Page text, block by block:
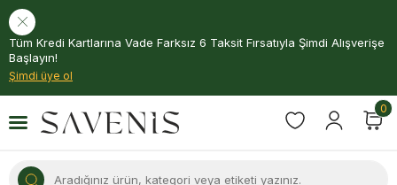
Tüm Kredi Kartlarına Vade Farksız 6 Taksit Fırsatıyla Şimdi Alışverişe
Başlayın!
Şimdi üye ol
0